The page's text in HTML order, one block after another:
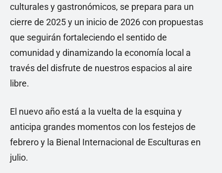
culturales y gastronómicos, se prepara para un
cierre de 2025 y un inicio de 2026 con propuestas
que seguirán fortaleciendo el sentido de
comunidad y dinamizando la economía local a
través del disfrute de nuestros espacios al aire
libre.
El nuevo año está a la vuelta de la esquina y
anticipa grandes momentos con los festejos de
febrero y la Bienal Internacional de Esculturas en
julio.